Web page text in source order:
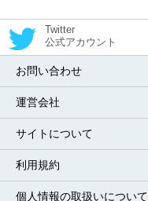
Twitter
公式アカウント
お問い合わせ
運営会社
サイトについて
利用規約
個人情報の取扱いについて